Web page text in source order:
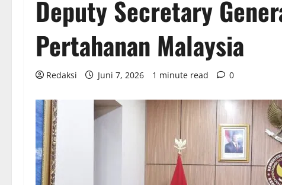
Deputy Secretary
Pertahanan Malaysia
Redaksi Juni 7, 2026 1 minute read 0